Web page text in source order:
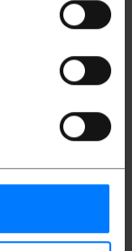
które
śruby
w